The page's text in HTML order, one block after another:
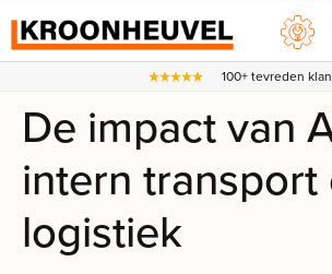
100+ tevreden
De impact van
intern transport
logistiek